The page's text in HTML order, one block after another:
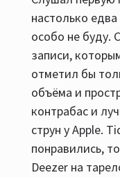
настолько
особо не буду.
записи,
отметил бы
объёма и
контрабас и
струн у Apple.
понравились,
Deezer на